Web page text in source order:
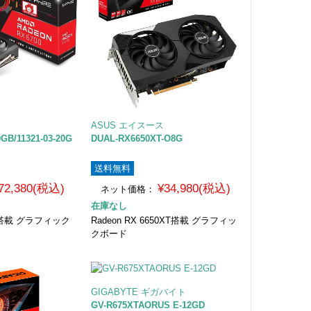
11321-03-20G
税込)
載 グラフィック
ASUS エイスース
DUAL-RX6650XT-O8G
送料無料
ネット価格： ¥34,980(税込)
在庫なし
Radeon RX 6650XT搭載 グラフィッ
クボード
GIGABYTE ギガバイト
GV-R675XTAORUS E-12GD